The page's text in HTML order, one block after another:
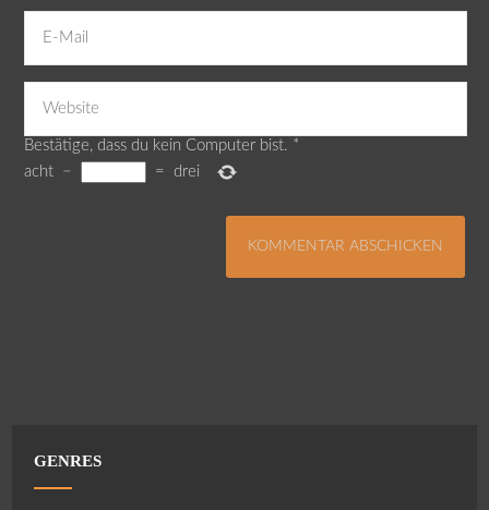
Bestätige, dass du kein Computer bist. *
acht
− = drei
GENRES